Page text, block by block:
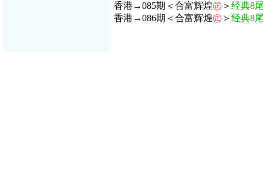
香港→085期＜合富辉煌㊣ ＞ 经典8
香港→086期＜合富辉煌㊣ ＞ 经典8